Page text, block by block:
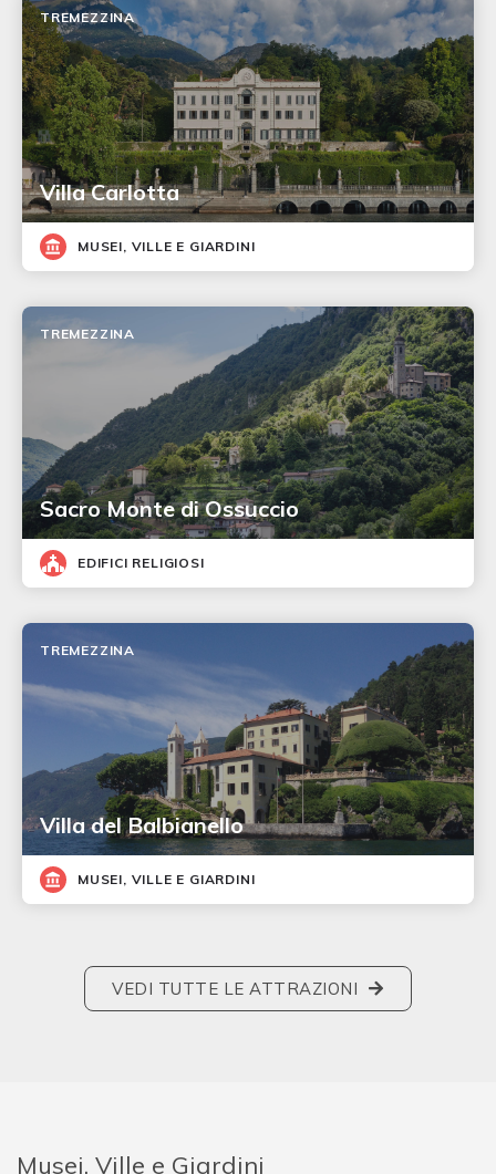
Villa Carlotta
TREMEZZINA
MUSEI, VILLE E GIARDINI
Sacro Monte di Ossuccio
TREMEZZINA
EDIFICI RELIGIOSI
Villa del Balbianello
TREMEZZINA
MUSEI, VILLE E GIARDINI
VEDI TUTTE LE ATTRAZIONI
Musei, Ville e Giardini